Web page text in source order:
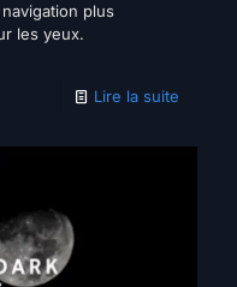
plus
les yeux.
Lire la suite